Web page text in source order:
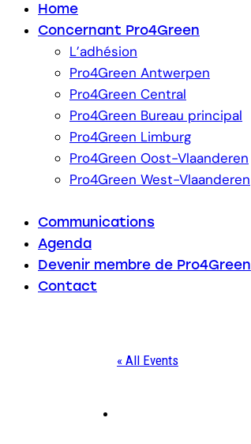
Home
Concernant Pro4Green
L’adhésion
Pro4Green Antwerpen
Pro4Green Central
Pro4Green Bureau principal
Pro4Green Limburg
Pro4Green Oost-Vlaanderen
Pro4Green West-Vlaanderen
Communications
Agenda
Devenir membre de Pro4Green
Contact
« All Events